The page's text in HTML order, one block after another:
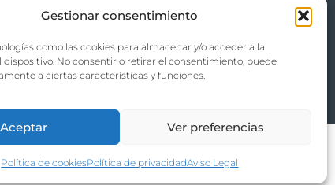
Gestionar consentimiento
como las cookies para almacenar y/o acceder a la
No consentir o retirar el consentimiento, puede
a ciertas características y funciones.
Aceptar Ver preferencias
Política de cookiesPolítica de privacidadAviso Legal